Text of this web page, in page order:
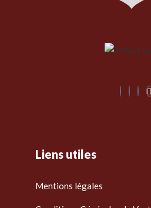
Liens utiles
Mentions légales